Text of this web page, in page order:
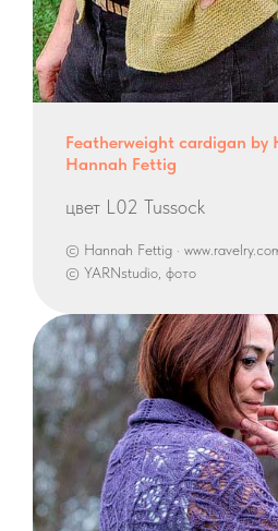
Featherweight cardigan by
Hannah Fettig
цвет L02 Tussock
© Hannah Fettig ·
© YARNstudio, фото